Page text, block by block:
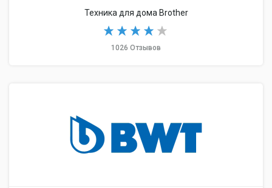
Техника для дома Brother
1026 Отзывов